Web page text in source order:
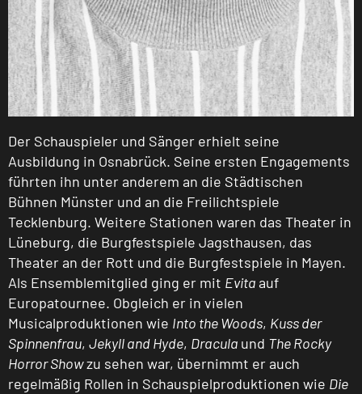
Der Schauspieler und Sänger erhielt seine
Ausbildung in Osnabrück. Seine ersten Engagements
führten ihn unter anderem an die Städtischen
Bühnen Münster und an die Freilichtspiele
Tecklenburg. Weitere Stationen waren das Theater in
Lüneburg, die Burgfestspiele Jagsthausen, das
Theater an der Rott und die Burgfestspiele in Mayen.
Als Ensemblemitglied ging er mit Evitaauf
Europatournee. Obgleich er in vielen
Musicalproduktionen wie Into the Woods, Kuss der
Spinnenfrau, Jekyll and Hyde, Dracula und The Rocky
Horror Showzu sehen war, übernimmt er auch
regelmäßig Rollen in Schauspielproduktionen wie Die